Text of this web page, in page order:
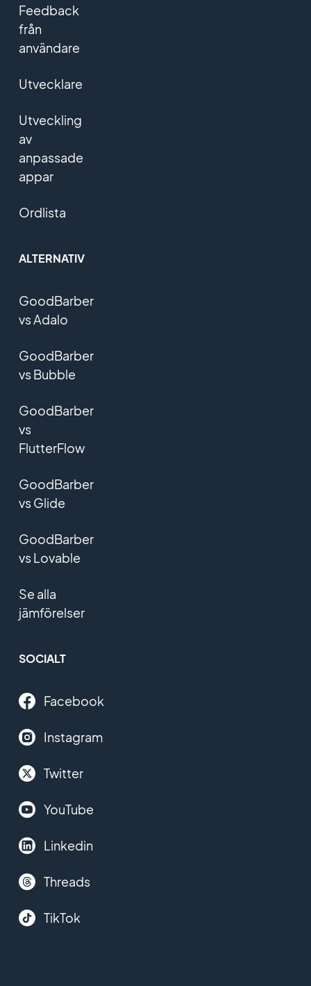
Feedback
från
användare
Utvecklare
Utveckling
av
anpassade
appar
Ordlista
ALTERNATIV
GoodBarber
vs Adalo
GoodBarber
vs Bubble
GoodBarber
vs
FlutterFlow
GoodBarber
vs Glide
GoodBarber
vs Lovable
Se alla
jämförelser
SOCIALT
Facebook
Instagram
Twitter
YouTube
Linkedin
Threads
TikTok